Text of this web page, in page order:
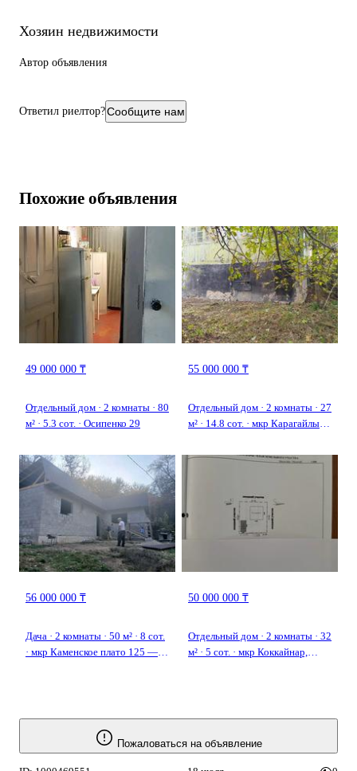
Хозяин недвижимости
Автор объявления
Ответил риелтор?Сообщите нам
Похожие объявления
49 000 000 ₸
Отдельный дом · 2 комнаты · 80
м² · 5.3 сот. · Осипенко 29
55 000 000 ₸
Отдельный дом · 2 комнаты · 27
м² · 14.8 сот. · мкр Карагайлы
56 000 000 ₸
Дача · 2 комнаты · 50 м² · 8 сот.
· мкр Каменское плато 125 —
50 000 000 ₸
Отдельный дом · 2 комнаты · 32
м² · 5 сот. · мкр Коккайнар,
Пожаловаться на объявление